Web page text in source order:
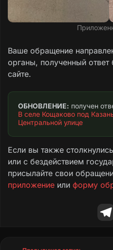
Ваше обращение
органы, полученный ответ
сайте.
ОБНОВЛЕНИЕ:
В селе Кощаково под
Центральной улице
Если вы также
или с бездействием
присылайте свои
приложение или форму